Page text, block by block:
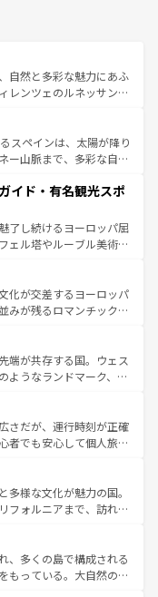
自然と多彩な魅力にあふ
レンツェのルネッサンス
景やアマルフィ海岸の絶
観光の合間には、本場の
ア料理を堪能することも
れない旅をしてみよう！
スペインは、太陽が降り
ー山脈まで、多彩な自然
なフラメンコ、熱気あふ
が生活の一部となってい
雰囲気や、バルセロナの
は古代ローマ遺跡や中世
異なるスペインはその個
人を魅了する。 なお、新着のスペイン情報は コ
イド・有名観光スポ
了し続けるヨーロッパ屈
ェル塔やルーブル美術館
華麗な宮殿、歴史的な大
な自然が、訪れる者を心
美食の国としても知ら
ンス、プロヴァンスの
な楽しみ方が可能だ。さ
溢れており、どの街角に
全く異なる文化を体験で
ランス情報はコンテンツ一覧
化が交差するヨーロッパ
みが残るロマンチック街
飽きることがない。ベ
州のアルプスの絶景、そ
った風景は必見。ビール
なお、新着の
照してほしい。
端が共存する国。ウェス
ようなランドマーク、歴
た、優雅なアフタヌーン
い英国パブ、サッカー観
験も豊富。イギリスを旅
さだが、運行時刻が正確
者でも安心して個人旅行
ならではのユニークな
でなく町歩きも満喫する
ため物価も高いが、旅行
できる。 なお、新
を参照してほしい。
多様な文化が魅力の国。
フォルニアまで、訪れる
ピング、エンターテイ
ットだ。一方、アメリカ
ドキャニオンやイエロー
、多くの島で構成される
もっている。大自然の神